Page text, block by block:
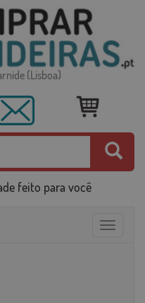
(Lisboa)
feito para você
Toggle